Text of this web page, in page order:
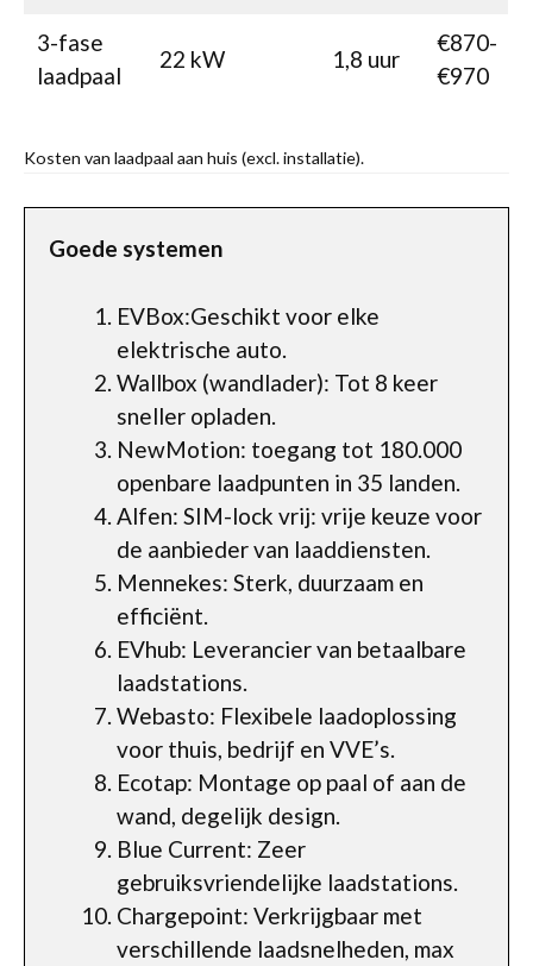
3-fase
laadpaal
22 kW 1,8 uur
€870-
€970
Kosten van laadpaal aan huis (excl. installatie).
Goede systemen
EVBox:Geschikt voor elke
elektrische auto.
Wallbox (wandlader): Tot 8 keer
sneller opladen.
NewMotion: toegang tot 180.000
openbare laadpunten in 35 landen.
Alfen: SIM-lock vrij: vrije keuze voor
de aanbieder van laaddiensten.
Mennekes: Sterk, duurzaam en
efficiënt.
EVhub: Leverancier van betaalbare
laadstations.
Webasto: Flexibele laadoplossing
voor thuis, bedrijf en VVE’s.
Ecotap: Montage op paal of aan de
wand, degelijk design.
Blue Current: Zeer
gebruiksvriendelijke laadstations.
Chargepoint: Verkrijgbaar met
verschillende laadsnelheden, max